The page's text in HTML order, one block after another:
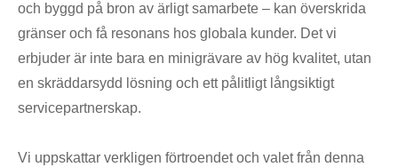
och byggd på bron av ärligt samarbete – kan överskrida
gränser och få resonans hos globala kunder. Det vi
erbjuder är inte bara en minigrävare av hög kvalitet, utan
en skräddarsydd lösning och ett pålitligt långsiktigt
servicepartnerskap.
Vi uppskattar verkligen förtroendet och valet från denna